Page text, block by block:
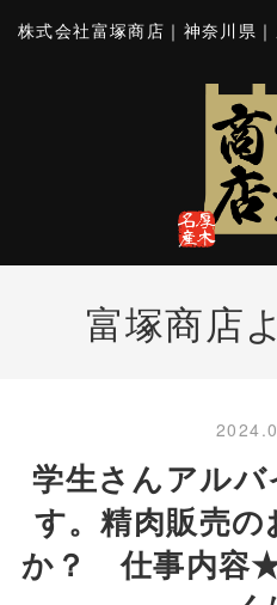
富塚商店
学生さんアルバ
す。精肉販売
か？ 仕事内容